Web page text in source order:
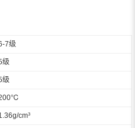
7级
级
级
cm³